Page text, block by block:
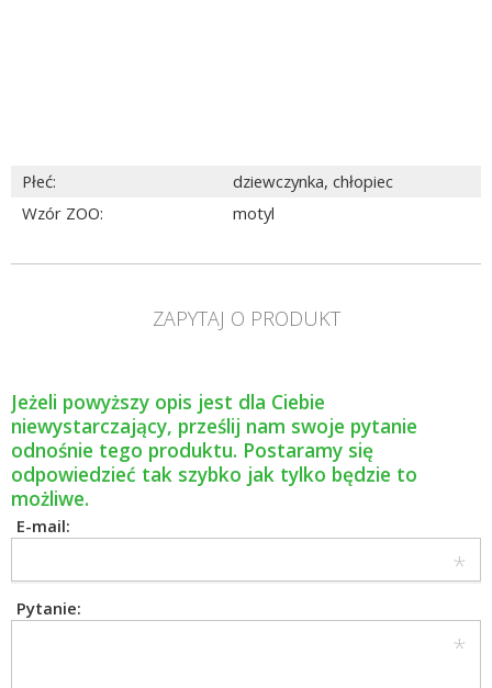
Płeć: dziewczynka, chłopiec
Wzór ZOO: motyl
ZAPYTAJ O PRODUKT
Jeżeli powyższy opis jest dla Ciebie
niewystarczający, prześlij nam swoje pytanie
odnośnie tego produktu. Postaramy się
odpowiedzieć tak szybko jak tylko będzie to
możliwe.
E-mail:
Pytanie: